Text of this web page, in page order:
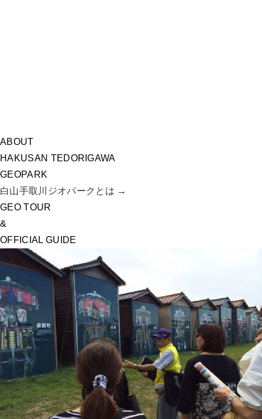
ABOUT
HAKUSAN TEDORIGAWA
GEOPARK
白山手取川ジオパークとは →
GEO TOUR
&
OFFICIAL GUIDE